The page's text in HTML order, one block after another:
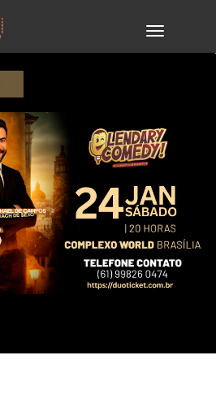
TOGGLE